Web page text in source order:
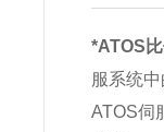
*ATOS
服系统
ATOS伺